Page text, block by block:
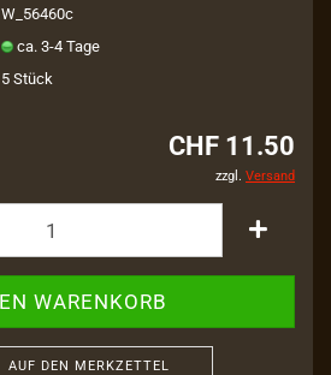
W_56460c
ca. 3-4 Tage
5Stück
CHF 11.50
zzgl. Versand
AUF DEN MERKZETTEL